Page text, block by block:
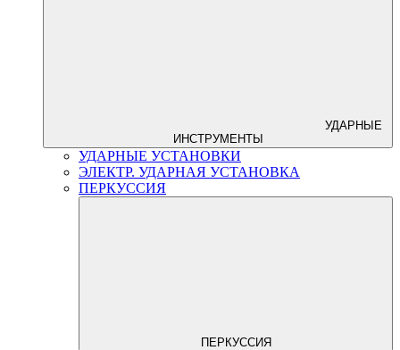
УДАРНЫЕ
ИНСТРУМЕНТЫ
УДАРНЫЕ УСТАНОВКИ
ЭЛЕКТР. УДАРНАЯ УСТАНОВКА
ПЕРКУССИЯ
ПЕРКУССИЯ